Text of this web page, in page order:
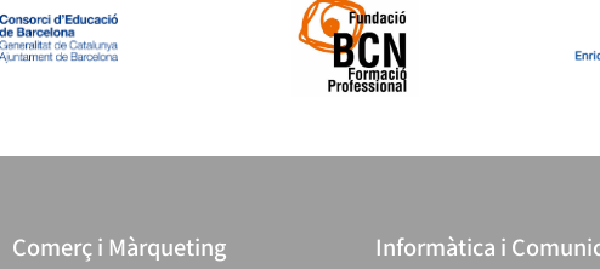
Comerç i Màrqueting Informàtica i